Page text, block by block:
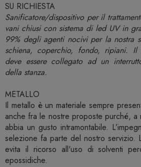
SU RICHIESTA
Sanificatore/dispositivo per il
vani chiusi con sistema di led UV in
99% degli agenti nocivi per la nostra
schiena, coperchio, fondo, ripiani. Il
deve essere collegato ad un
della stanza.
METALLO
Il metallo è un materiale sempre
anche fra le nostre proposte purché, a
abbia un gusto intramontabile.
selezione fa parte del nostro servizio.
evita il ricorso all'uso di solventi
epossidiche.